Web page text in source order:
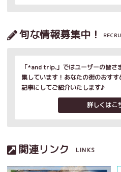
旬な情報募集中！
「*and trip.」ではユーザーの皆さ
集しています！あなたの街のおす
記事にしてご紹介いたします♪
詳しくはこ
関連リンク LINKS